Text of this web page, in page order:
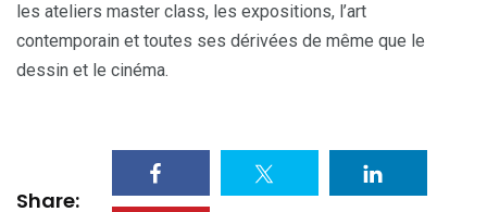
les ateliers master class, les expositions, l’art
contemporain et toutes ses dérivées de même que le
dessin et le cinéma.
Share: